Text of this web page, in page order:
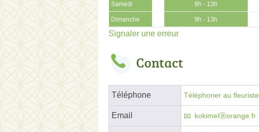
Samedi 9h - 13h
Dimanche 9h - 13h
Signaler une erreur
Contact
Téléphone Téléphoner au fleuriste
Email kokimelⓐorange.fr